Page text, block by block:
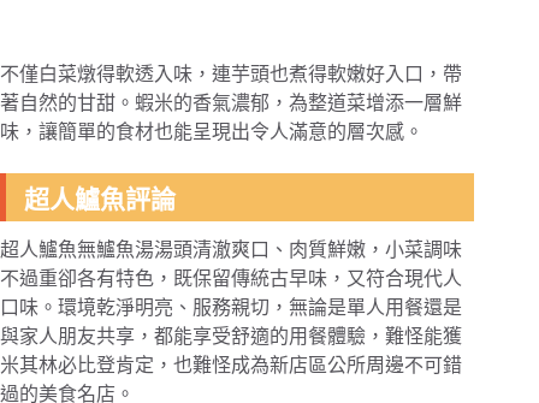
不僅白菜燉得軟透入味，連芋頭也煮得軟嫩好入口，帶
著自然的甘甜。蝦米的香氣濃郁，為整道菜增添一層鮮
味，讓簡單的食材也能呈現出令人滿意的層次感。
超人鱸魚評論
超人鱸魚無鱸魚湯湯頭清澈爽口、肉質鮮嫩，小菜調味
不過重卻各有特色，既保留傳統古早味，又符合現代人
口味。環境乾淨明亮、服務親切，無論是單人用餐還是
與家人朋友共享，都能享受舒適的用餐體驗，難怪能獲
米其林必比登肯定，也難怪成為新店區公所周邊不可錯
過的美食名店。